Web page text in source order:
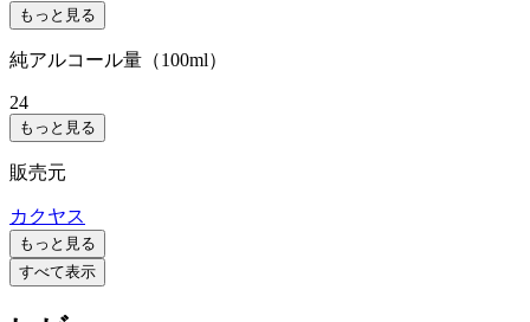
もっと見る
純アルコール量（100ml）
24
もっと見る
販売元
カクヤス
もっと見る
すべて表示